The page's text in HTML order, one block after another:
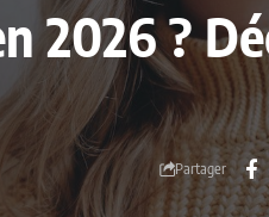
2026 ?
Partager